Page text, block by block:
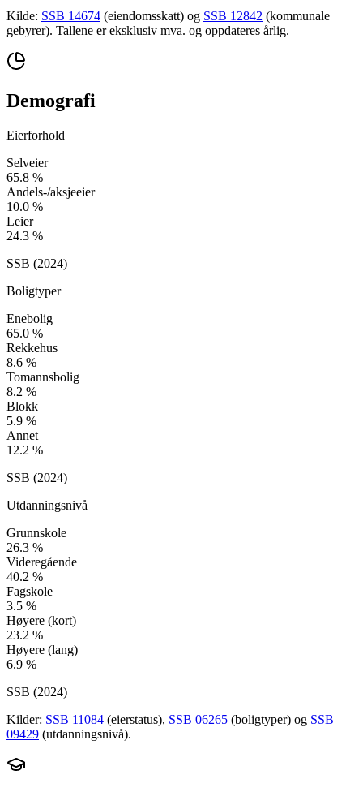
Kilde: SSB 14674 (eiendomsskatt) og SSB 12842 (kommunale
gebyrer). Tallene er eksklusiv mva. og oppdateres årlig.
Demografi
Eierforhold
Selveier
65.8 %
Andels-/aksjeeier
10.0 %
Leier
24.3 %
SSB (2024)
Boligtyper
Enebolig
65.0 %
Rekkehus
8.6 %
Tomannsbolig
8.2 %
Blokk
5.9 %
Annet
12.2 %
SSB (2024)
Utdanningsnivå
Grunnskole
26.3 %
Videregående
40.2 %
Fagskole
3.5 %
Høyere (kort)
23.2 %
Høyere (lang)
6.9 %
SSB (2024)
Kilder: SSB 11084 (eierstatus), SSB 06265 (boligtyper) og SSB
09429 (utdanningsnivå).